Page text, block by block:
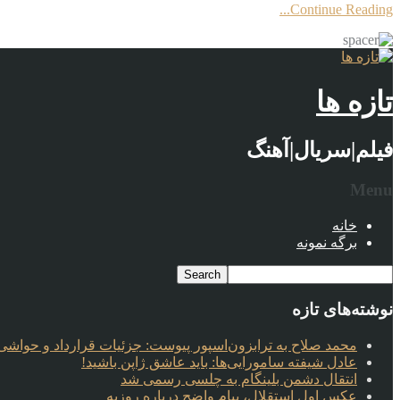
Continue Reading...
تازه ها
فیلم|سریال|آهنگ
Menu
خانه
برگه نمونه
نوشته‌های تازه
محمد صلاح به ترابزون‌اسپور پیوست: جزئیات قرارداد و حواشی
عادل شیفته سامورایی‌ها: باید عاشق ژاپن باشید!
انتقال دشمن بلینگام به چلسی رسمی شد
عکس اول استقلال، پیام واضح درباره روزبه